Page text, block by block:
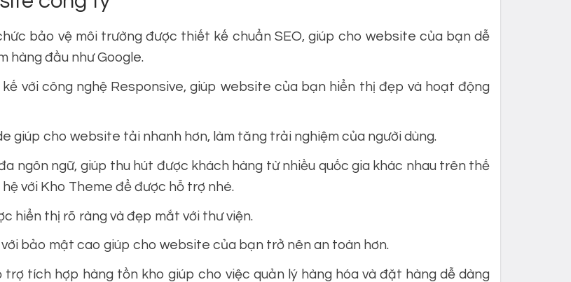
bảo vệ môi trường được thiết kế chuẩn SEO, giúp cho website của bạn dễ
hàng đầu như Google.
với công nghệ Responsive, giúp website của bạn hiển thị đẹp và hoạt động
giúp cho website tải nhanh hơn, làm tăng trải nghiệm của người dùng.
ngôn ngữ, giúp thu hút được khách hàng từ nhiều quốc gia khác nhau trên thế
với Kho Theme để được hỗ trợ nhé.
hiển thị rõ ràng và đẹp mắt với thư viện.
bảo mật cao giúp cho website của bạn trở nên an toàn hơn.
tích hợp hàng tồn kho giúp cho việc quản lý hàng hóa và đặt hàng dễ dàng